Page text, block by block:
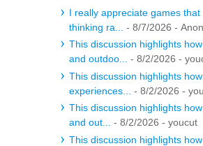
I really appreciate games that
thinking ra...
- 8/7/2026 -
This discussion highlights
and outdoo... - 8/2/2026 -
This discussion highlights
experiences...
- 8/2/2026 -
This discussion highlights
and out... - 8/2/2026 - youcut
This discussion highlights